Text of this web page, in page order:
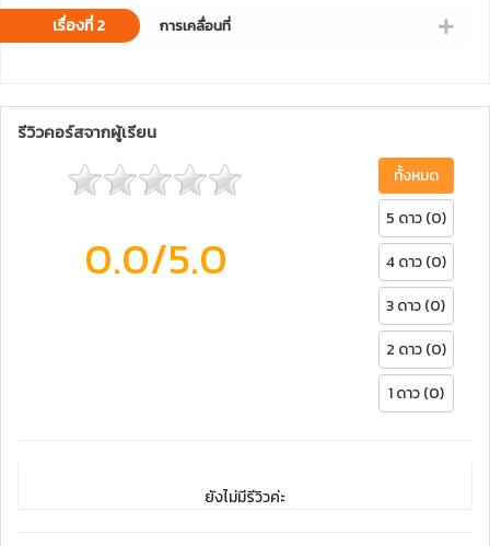
เรื่องที่ 2 การเคลื่อนที่
รีวิวคอร์สจากผู้เรียน
0.0/5.0
ทั้งหมด
5 ดาว (0)
4 ดาว (0)
3 ดาว (0)
2 ดาว (0)
1 ดาว (0)
ยังไม่มีรีวิวค่ะ